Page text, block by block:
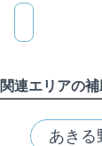
関連エリアの
あきる